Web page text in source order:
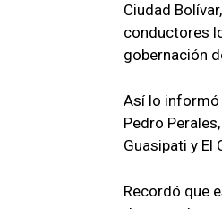
Ciudad
conductores
gobernación
Así lo informó
Pedro
Guasipati y El
Recordó que